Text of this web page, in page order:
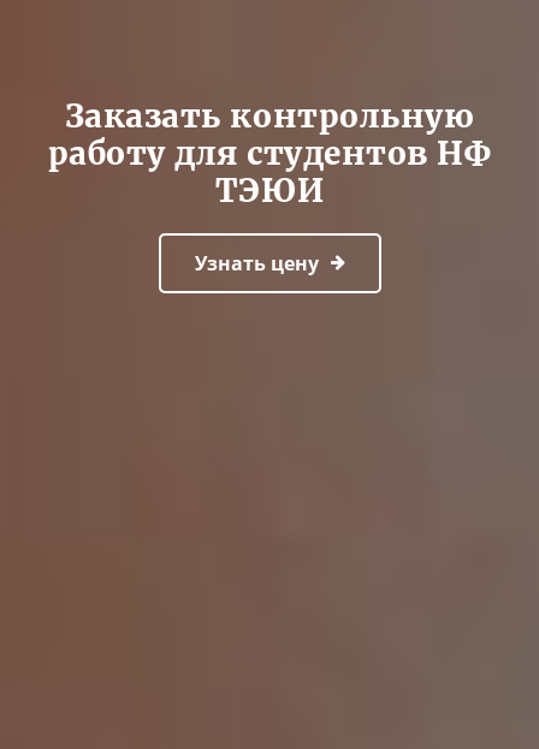
Заказать контрольную
работу для студентов НФ
ТЭЮИ
Узнать цену